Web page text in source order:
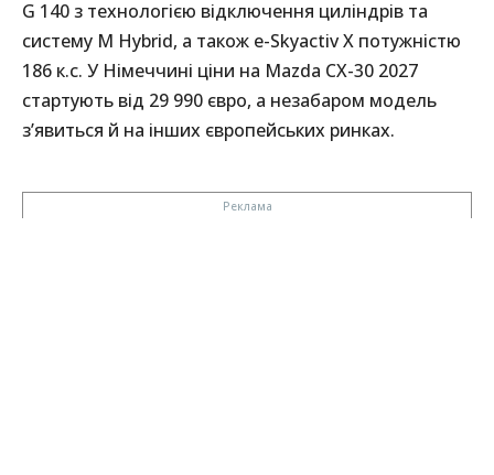
G 140 з технологією відключення циліндрів та
систему M Hybrid, а також e-Skyactiv X потужністю
186 к.с. У Німеччині ціни на Mazda CX-30 2027
стартують від 29 990 євро, а незабаром модель
з’явиться й на інших європейських ринках.